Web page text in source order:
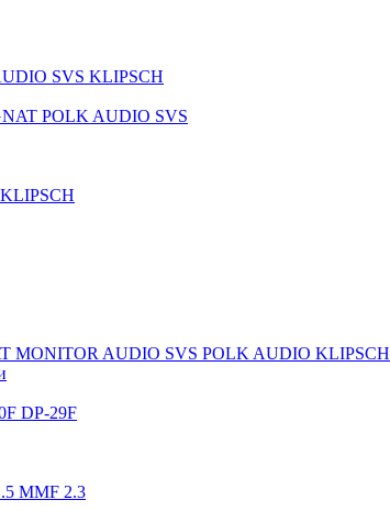
SVS KLIPSCH
POLK AUDIO SVS
KLIPSCH
MONITOR AUDIO SVS POLK AUDIO KLIPSCH
DP-29F
MMF 2.3